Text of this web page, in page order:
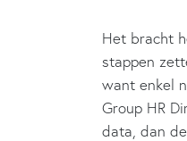
Het bracht
stappen
want enkel
Group HR
data, dan de